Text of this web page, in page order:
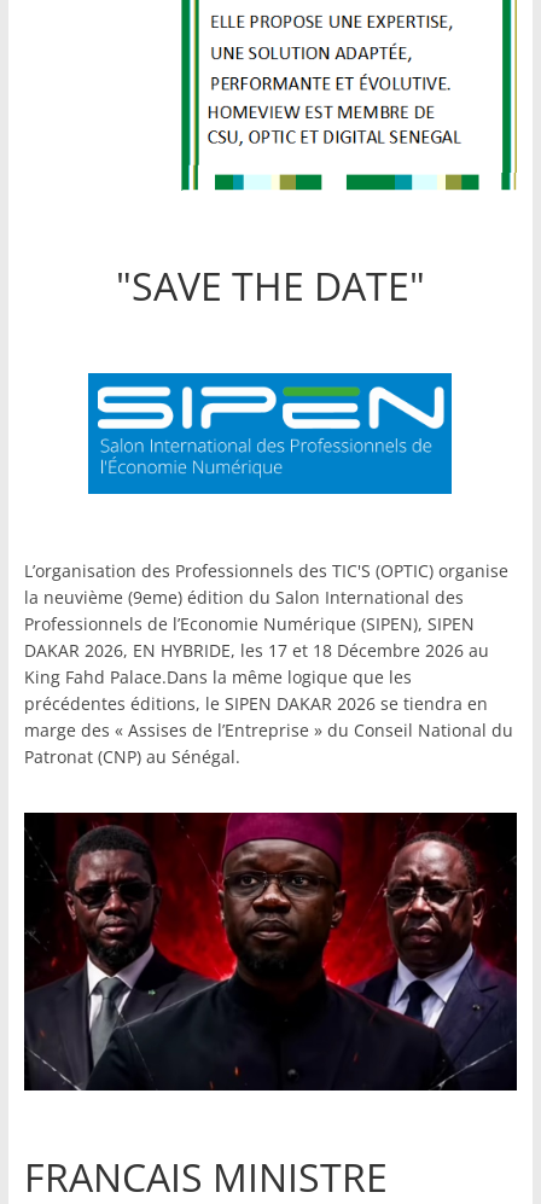
"SAVE THE DATE"
L’organisation des Professionnels des TIC'S (OPTIC) organise
la neuvième (9eme) édition du Salon International des
Professionnels de l’Economie Numérique (SIPEN), SIPEN
DAKAR 2026, EN HYBRIDE, les 17 et 18 Décembre 2026 au
King Fahd Palace.Dans la même logique que les
précédentes éditions, le SIPEN DAKAR 2026 se tiendra en
marge des « Assises de l’Entreprise » du Conseil National du
Patronat (CNP) au Sénégal.
FRANCAIS MINISTRE